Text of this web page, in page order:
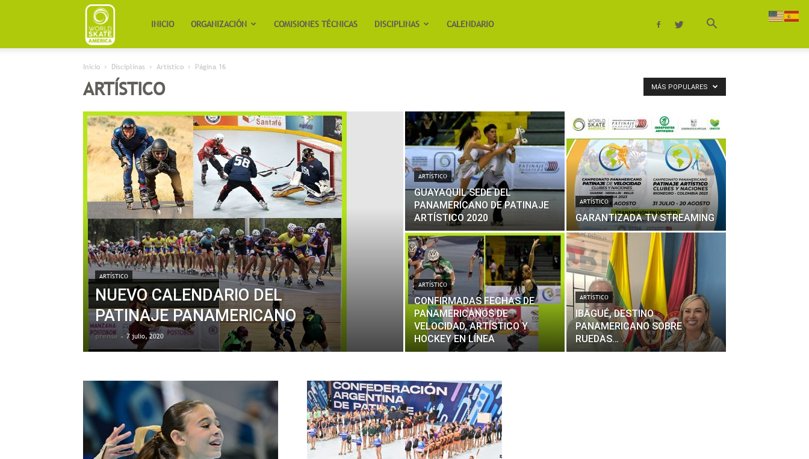
Worldskate
America
INICIO ORGANIZACIÓN COMISIONES TÉCNICAS DISCIPLINAS CALENDARIO
Inicio Disciplinas Artístico Página 16
ARTÍSTICO MÁS POPULARES
ARTÍSTICO
NUEVO CALENDARIO DEL
PATINAJE PANAMERICANO
prensa - 7 julio, 2020
ARTÍSTICO
GUAYAQUIL SEDE DEL
PANAMERICANO DE PATINAJE
ARTÍSTICO 2020
ARTÍSTICO
GARANTIZADA TV STREAMING
ARTÍSTICO
CONFIRMADAS FECHAS DE
PANAMERICANOS DE
VELOCIDAD, ARTÍSTICO Y
HOCKEY EN LÍNEA
ARTÍSTICO
IBAGUÉ, DESTINO
PANAMERICANO SOBRE
RUEDAS…